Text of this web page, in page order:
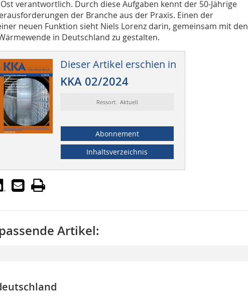
verantwortlich. Durch diese Aufgaben kennt der 50-Jährige
der Branche aus der Praxis. Einen der
neuen Funktion sieht Niels Lorenz darin, gemeinsam mit den
in Deutschland zu gestalten.
Dieser Artikel erschien in
KKA 02/2024
Ressort: Aktuell
Abonnement
Inhaltsverzeichnis
Artikel: